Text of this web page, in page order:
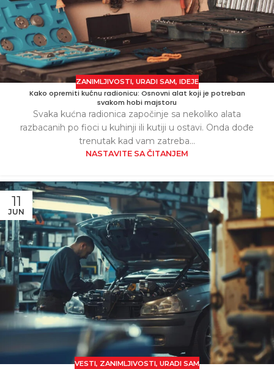
ZANIMLJIVOSTI, URADI SAM, IDEJE
Kako opremiti kućnu radionicu: Osnovni alat koji je potreban
svakom hobi majstoru
Svaka kućna radionica započinje sa nekoliko alata
razbacanih po fioci u kuhinji ili kutiji u ostavi. Onda dođe
trenutak kad vam zatreba...
NASTAVITE SA ČITANJEM
11
JUN
VESTI, ZANIMLJIVOSTI, URADI SAM